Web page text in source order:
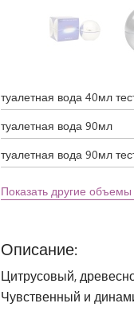
туалетная вода 40мл
туалетная вода 90мл
туалетная вода 90мл
Показать другие
Описание:
Цитрусовый,
Чувственный и